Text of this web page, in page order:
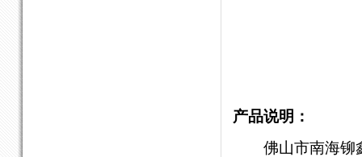
产品说明：
佛山市南海铆